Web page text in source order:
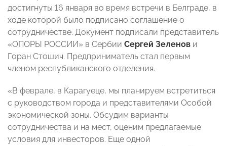
достигнуты 16 января во время встречи в Белграде, в
ходе которой было подписано соглашение о
сотрудничестве. Документ подписали представитель
«ОПОРЫ РОССИИ» в Сербии Сергей Зеленов и
Горан Стошич. Предприниматель стал первым
членом республиканского отделения.
«В феврале, в Карагуеце, мы планируем встретиться
с руководством города и представителями Особой
экономической зоны. Обсудим варианты
сотрудничества и на мест, оценим предлагаемые
условия для инвесторов. Еще одной